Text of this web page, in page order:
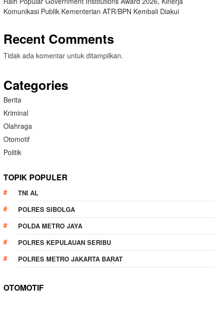
Komunikasi Publik Kementerian ATR/BPN Kembali Diakui
Recent Comments
Tidak ada komentar untuk ditampilkan.
Categories
Berita
Kriminal
Olahraga
Otomotif
Politik
TOPIK POPULER
TNI AL
POLRES SIBOLGA
POLDA METRO JAYA
POLRES KEPULAUAN SERIBU
POLRES METRO JAKARTA BARAT
OTOMOTIF